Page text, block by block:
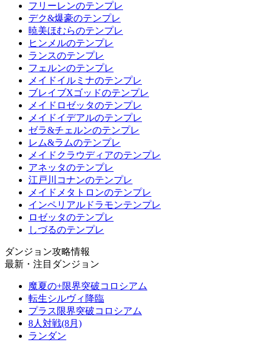
フリーレンのテンプレ
デク&爆豪のテンプレ
暁美ほむらのテンプレ
ヒンメルのテンプレ
ランスのテンプレ
フェルンのテンプレ
メイドイルミナのテンプレ
ブレイブXゴッドのテンプレ
メイドロゼッタのテンプレ
メイドイデアルのテンプレ
ゼラ&チェルンのテンプレ
レム&ラムのテンプレ
メイドクラウディアのテンプレ
アネッタのテンプレ
江戸川コナンのテンプレ
メイドメタトロンのテンプレ
インペリアルドラモンテンプレ
ロゼッタのテンプレ
しづるのテンプレ
ダンジョン攻略情報
最新・注目ダンジョン
魔夏の+限界突破コロシアム
転生シルヴィ降臨
プラス限界突破コロシアム
8人対戦(8月)
ランダン